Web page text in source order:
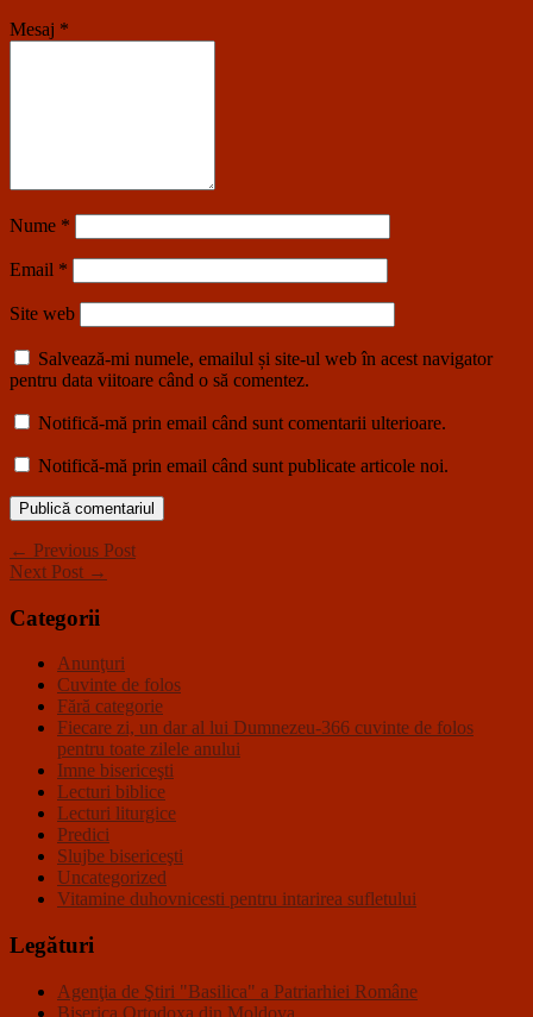
Mesaj *
Nume *
Email *
Site web
Salvează-mi numele, emailul și site-ul web în acest navigator
pentru data viitoare când o să comentez.
Notifică-mă prin email când sunt comentarii ulterioare.
Notifică-mă prin email când sunt publicate articole noi.
← Previous Post
Next Post →
Categorii
Anunţuri
Cuvinte de folos
Fără categorie
Fiecare zi, un dar al lui Dumnezeu-366 cuvinte de folos
pentru toate zilele anului
Imne bisericeşti
Lecturi biblice
Lecturi liturgice
Predici
Slujbe bisericeşti
Uncategorized
Vitamine duhovnicesti pentru intarirea sufletului
Legături
Agenţia de Ştiri "Basilica" a Patriarhiei Române
Biserica Ortodoxa din Moldova